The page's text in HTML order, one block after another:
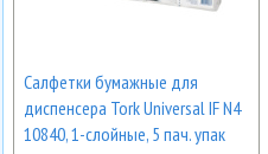
Салфетки бумажные для
диспенсера Tork Universal IF N4
10840, 1-слойные, 5 пач. упак